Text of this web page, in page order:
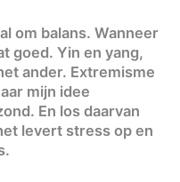
om balans. Wanneer
goed. Yin en yang,
ander. Extremisme
mijn idee
En los daarvan
levert stress op en